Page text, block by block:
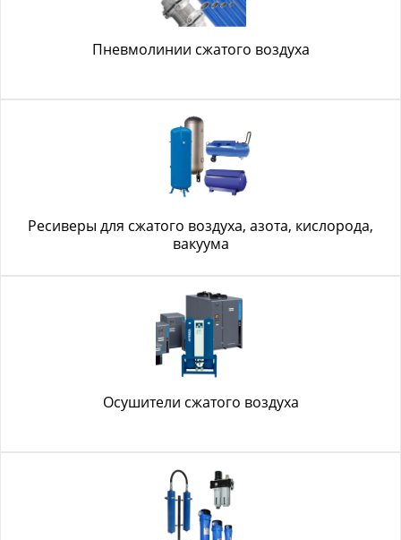
Пневмолинии сжатого воздуха
Ресиверы для сжатого воздуха, азота, кислорода,
вакуума
Осушители сжатого воздуха